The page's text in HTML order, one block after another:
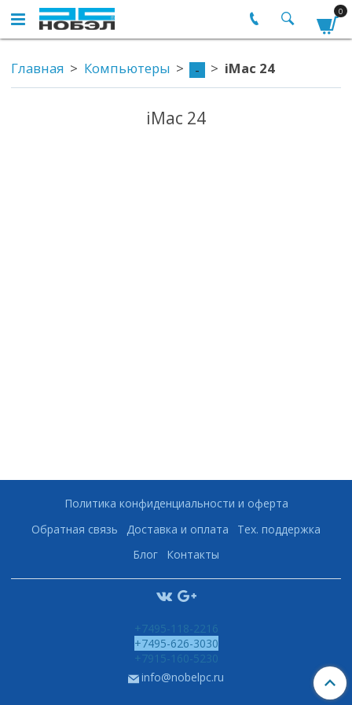
0
Главная Компьютеры - iMac 24
iMac 24
Политика конфиденциальности и оферта
Обратная связь
Доставка и оплата
Тех. поддержка
Блог
Контакты
+7495-118-2216
+7495-626-3030
+7915-160-5230
info@nobelpc.ru